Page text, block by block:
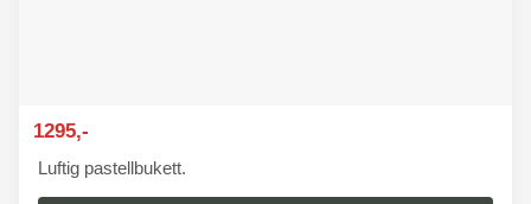
1295,-
Luftig pastellbukett.